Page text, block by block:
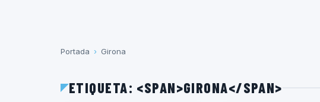
Portada › Girona
ETIQUETA: <SPAN>GIRONA</SPAN>
ESPAÑA (LA LIGA) ESPAÑA (LA LIGA)